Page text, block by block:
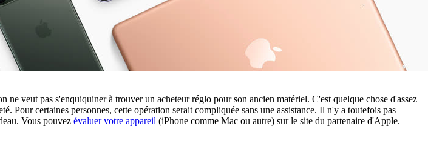
veut pas s'enquiquiner à trouver un acheteur réglo pour son ancien matériel. C'est quelque chose d'assez
Pour certaines personnes, cette opération serait compliquée sans une assistance. Il n'y a toutefois pas
Vous pouvez évaluer votre appareil (iPhone comme Mac ou autre) sur le site du partenaire d'Apple.